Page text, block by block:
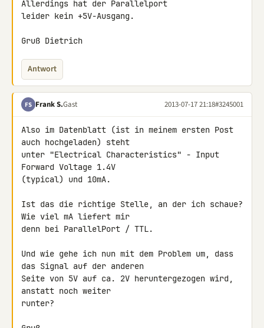
Allerdings hat der Parallelport
leider kein +5V-Ausgang.
Gruß Dietrich
Antwort
FS Frank S.Gast 2013-07-17 21:18#3245001
Also im Datenblatt (ist in meinem ersten Post
auch hochgeladen) steht
unter "Electrical Characteristics" - Input
Forward Voltage 1.4V
(typical) und 10mA.
Ist das die richtige Stelle, an der ich schaue?
Wie viel mA liefert mir
denn bei ParallelPort / TTL.
Und wie gehe ich nun mit dem Problem um, dass
das Signal auf der anderen
Seite von 5V auf ca. 2V heruntergezogen wird,
anstatt noch weiter
runter?